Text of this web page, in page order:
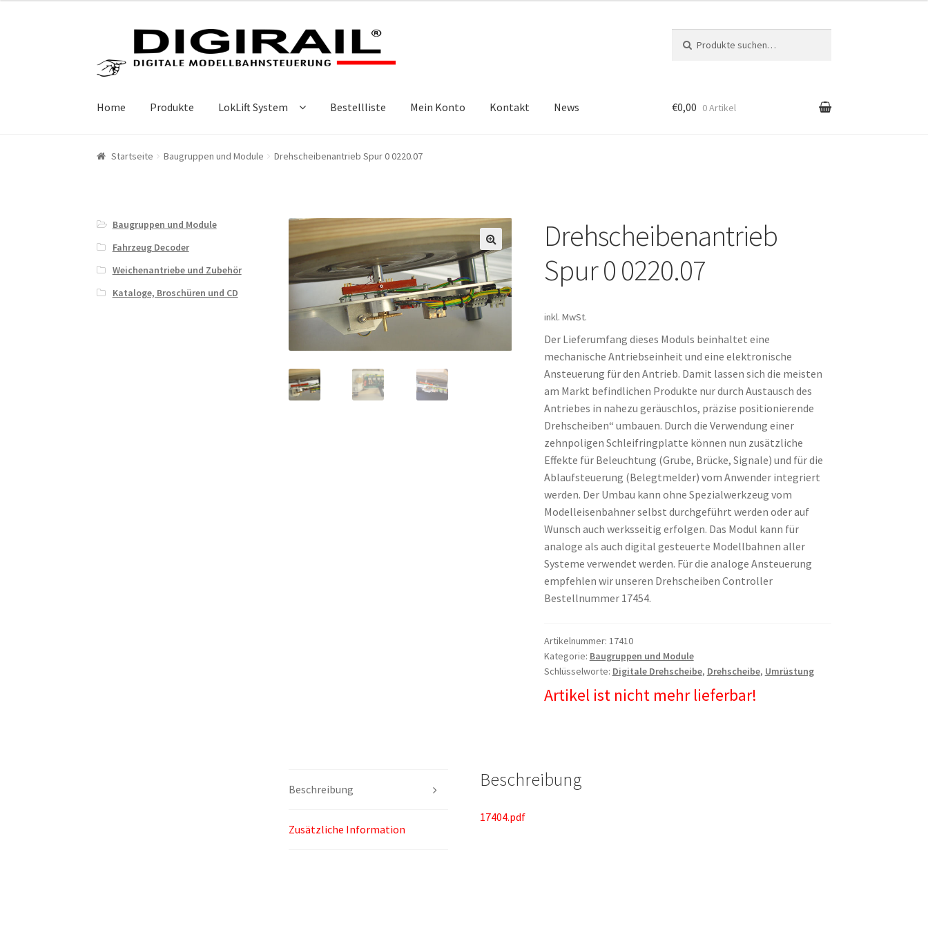
Zur Navigation springen
Springe zum Inhalt Suche
Home Produkte LokLift System Bestellliste Mein Konto Kontakt News €0,00 0 Artikel
Startseite Baugruppen und Module Drehscheibenantrieb Spur 0 0220.07
🔍
Drehscheibenantrieb
Spur 0 0220.07
inkl. MwSt.
Der Lieferumfang dieses Moduls beinhaltet eine
mechanische Antriebseinheit und eine elektronische
Ansteuerung für den Antrieb. Damit lassen sich die meisten
am Markt befindlichen Produkte nur durch Austausch des
Antriebes in nahezu geräuschlos, präzise positionierende
Drehscheiben“ umbauen. Durch die Verwendung einer
zehnpoligen Schleifringplatte können nun zusätzliche
Effekte für Beleuchtung (Grube, Brücke, Signale) und für die
Ablaufsteuerung (Belegtmelder) vom Anwender integriert
werden. Der Umbau kann ohne Spezialwerkzeug vom
Modelleisenbahner selbst durchgeführt werden oder auf
Wunsch auch werksseitig erfolgen. Das Modul kann für
analoge als auch digital gesteuerte Modellbahnen aller
Systeme verwendet werden. Für die analoge Ansteuerung
empfehlen wir unseren Drehscheiben Controller
Bestellnummer 17454.
Artikelnummer: 17410
Kategorie: Baugruppen und Module
Schlüsselworte: Digitale Drehscheibe, Drehscheibe, Umrüstung
Artikel ist nicht mehr lieferbar!
Beschreibung
Zusätzliche Information
Beschreibung
17404.pdf
Baugruppen und Module
Fahrzeug Decoder
Weichenantriebe und Zubehör
Kataloge, Broschüren und CD